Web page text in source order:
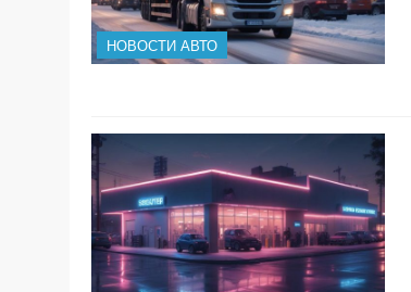
НОВОСТИ АВТО